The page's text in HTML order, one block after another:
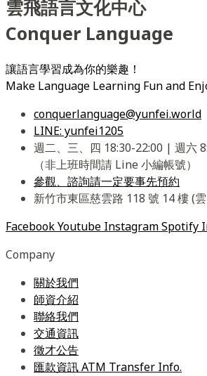
雲飛語言文化中心
Conquer Language
讓語言學習成為你的樂趣！
Make Language Learning Fun and
conquerlanguage@yunfei.world
LINE: yunfei1205
週二、三、四 18:30-22:00 | 週六
（非上班時間請 Line 小編帳號）
參觀、諮詢請一定要事先預約
新竹市東區慈雲路 118 號 14 樓 (
FacebookYoutube InstagramSpotify
Company
關於我們
師資介紹
聯絡我們
交通資訊
徵才公告
匯款資訊 ATM Transfer Info.